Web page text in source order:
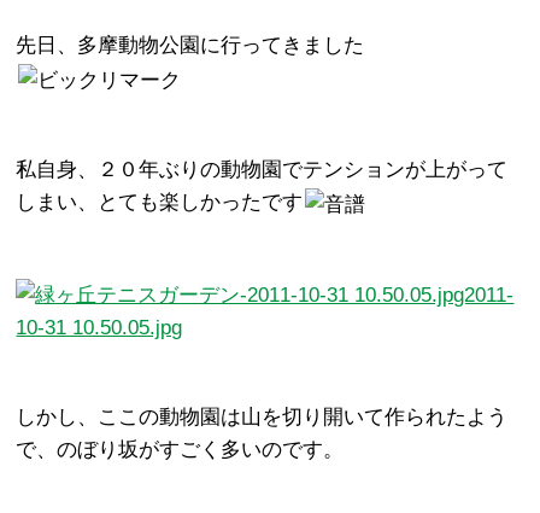
先日、多摩動物公園に行ってきました
私自身、２０年ぶりの動物園でテンションが上がって
しまい、とても楽しかったです
しかし、ここの動物園は山を切り開いて作られたよう
で、のぼり坂がすごく多いのです。